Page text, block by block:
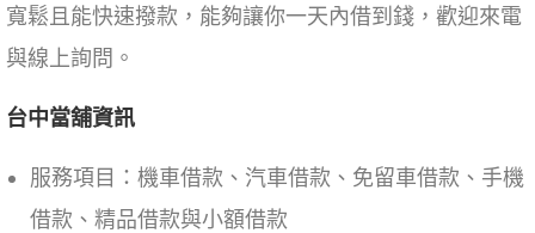
寬鬆且能快速撥款，能夠讓你一天內借到錢，歡迎來電
與線上詢問。
台中當舖資訊
服務項目：機車借款、汽車借款、免留車借款、手機
借款、精品借款與小額借款